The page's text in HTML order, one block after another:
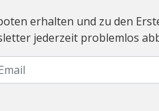
erhalten und zu den
jederzeit problemlos